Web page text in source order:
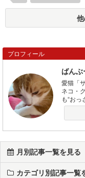
プロフィール
ばん
愛猫「
ネコ・
も“おっ
月別記事一覧を見る
カテゴリ別記事一覧